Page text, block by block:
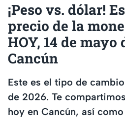
¡Peso vs. dólar!
precio de la
HOY, 14 de mayo
Cancún
Este es el tipo de
de 2026. Te
hoy en Cancún, así